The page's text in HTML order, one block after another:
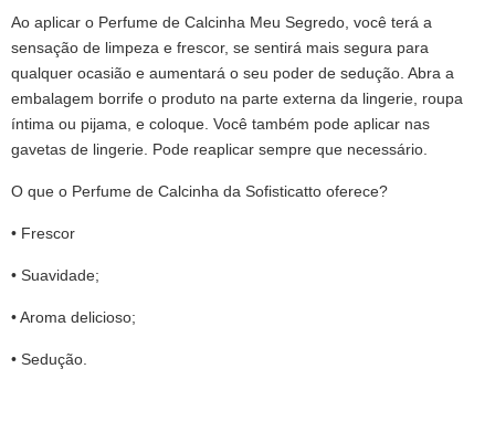
Ao aplicar o Perfume de Calcinha Meu Segredo, você terá a
sensação de limpeza e frescor, se sentirá mais segura para
qualquer ocasião e aumentará o seu poder de sedução. Abra a
embalagem borrife o produto na parte externa da lingerie, roupa
íntima ou pijama, e coloque. Você também pode aplicar nas
gavetas de lingerie. Pode reaplicar sempre que necessário.
O que o Perfume de Calcinha da Sofisticatto oferece?
• Frescor
• Suavidade;
• Aroma delicioso;
• Sedução.